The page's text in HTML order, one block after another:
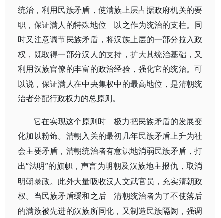
统治，利用民族矛盾，使满族上层占据政府机关的要
职，保证满人的特殊地位，以之作为统治的支柱。同
时又注意调节民族矛盾，将汉族上层的一部分拉入政
权，既取得一部分汉人的支持，扩大其统治基础，又
利用汉族官僚的丰富的政治经验，强化它的统治。可
以说，保证满人在中央集权中的最高地位，是清朝统
治者分配行政权力的总原则。
它在实现这个原则时，极力把民族矛盾的发展变
化加以粉饰。清朝入关的最初几年民族矛盾上升为社
会主要矛盾，清朝统治者有意识地消弱民族矛盾，打
出“法明”的旗帜，声言为明朝及汉族地主报仇，取消
明朝暴政。此外大量吸收汉人文武官员，充实清朝政
权。当民族矛盾缓和之后，清朝统治者为了不使落后
的满族被先进的汉族所同化，又制造民族隔阂，强调